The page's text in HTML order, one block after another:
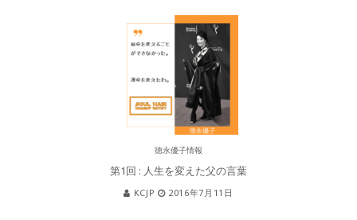
徳永優子情報
第1回 : 人生を変えた父の言葉
KCJP 2016年7月11日